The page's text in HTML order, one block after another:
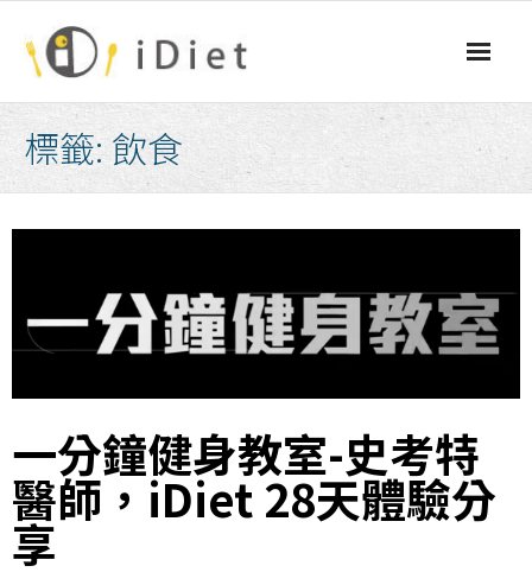
content
標籤:飲食
一分鐘健身教室-史考特
醫師，iDiet 28天體驗分
享